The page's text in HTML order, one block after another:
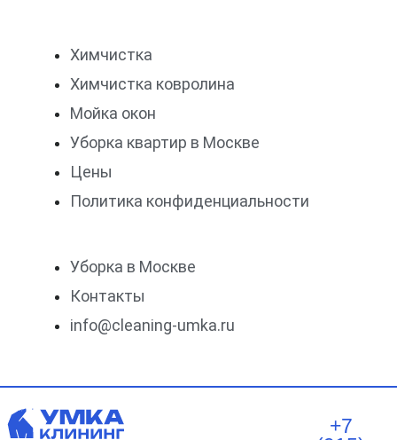
Химчистка
Химчистка ковролина
Мойка окон
Уборка квартир в Москве
Цены
Политика конфиденциальности
Уборка в Москве
Контакты
info@cleaning-umka.ru
+7